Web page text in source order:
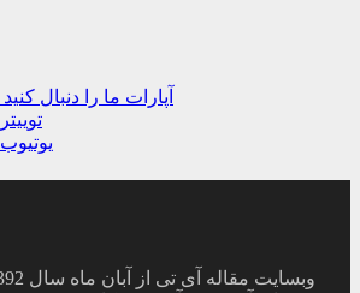
آپارات ما را دنبال کنید
توییتر
یوتیوب